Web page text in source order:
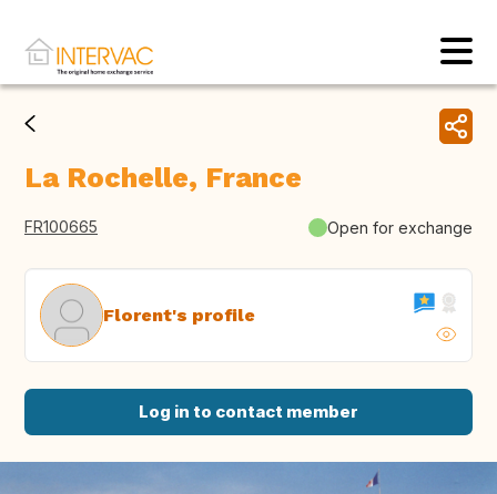
La Rochelle, France
FR100665 Open for exchange
Florent's profile
Log in to contact member